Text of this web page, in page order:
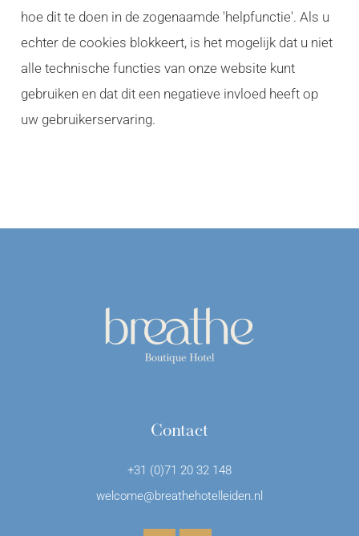
hoe dit te doen in de zogenaamde 'helpfunctie'. Als u
echter de cookies blokkeert, is het mogelijk dat u niet
alle technische functies van onze website kunt
gebruiken en dat dit een negatieve invloed heeft op
uw gebruikerservaring.
Contact
+31 (0)71 20 32 148
welcome@breathehotelleiden.nl